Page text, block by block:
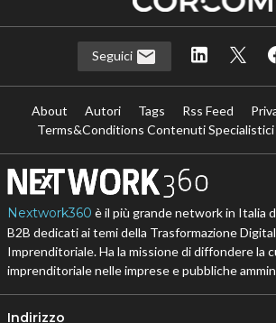
Seguici
About Autori Tags Rss Feed
Terms&Conditions Contenuti Specialistici
Nextwork360 è il più grande network in Italia
B2B dedicati ai temi della Trasformazione
Imprenditoriale. Ha la missione di diffondere la
imprenditoriale nelle imprese e pubbliche
Indirizzo